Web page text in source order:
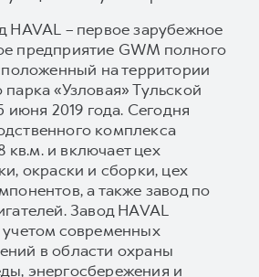
HAVAL – первое зарубежное
предприятие GWM полного
на территории
«Узловая» Тульской
июня 2019 года. Сегодня
комплекса
кв.м. и включает цех
окраски и сборки, цех
а также завод по
Завод HAVAL
современных
в области охраны
энергосбережения и